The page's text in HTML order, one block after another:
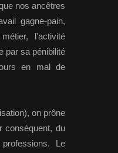
nos ancêtres
gagne-pain,
l'activité
par sa pénibilité
en mal de
on prône
conséquent, du
Le